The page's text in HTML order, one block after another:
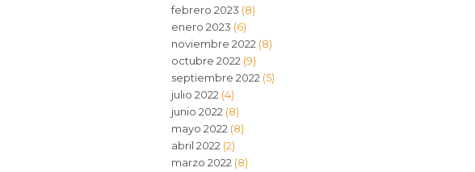
febrero 2023 (8)
enero 2023 (6)
noviembre 2022 (8)
octubre 2022 (9)
septiembre 2022 (5)
julio 2022 (4)
junio 2022 (8)
mayo 2022 (8)
abril 2022 (2)
marzo 2022 (8)